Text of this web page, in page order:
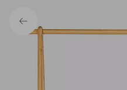
pris
Tillbaka